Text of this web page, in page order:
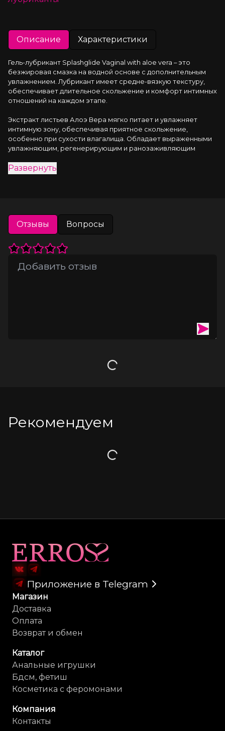
Описание Характеристики
Гель-лубрикант Splashglide Vaginal with aloe vera – это
безжировая смазка на водной основе с дополнительным
увлажнением. Лубрикант имеет средне-вязкую текстуру,
обеспечивает длительное скольжение и комфорт интимных
отношений на каждом этапе.
Экстракт листьев Алоэ Вера мягко питает и увлажняет
интимную зону, обеспечивая приятное скольжение,
особенно при сухости влагалища. Обладает выраженными
увлажняющим, регенерирующим и ранозаживляющим
регулярном уходе за сухой и чувствительной слизистой:
длительное скольжение, сохраняет целостность слизистых
половых органов во время близости.
Безжировой лубрикант изготовлен на основе природного
биополимера, не вызывает аллергических реакций и
безопасен для организма. Не пачкает белье и не оставляет
липкости. Лубрикант имитирует естественную смазку,
Развернуть
Отзывы Вопросы
Загрузка
Рекомендуем
Загрузка
Приложение в Telegram
Магазин
Доставка
Оплата
Возврат и обмен
Каталог
Анальные игрушки
Бдсм, фетиш
Косметика с феромонами
Компания
Контакты
Карта сайта